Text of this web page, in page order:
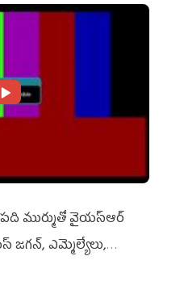
ముర్ముతో వైయ‌స్ఆర్
జ‌గ‌న్, ఎమ్మెల్యేలు,